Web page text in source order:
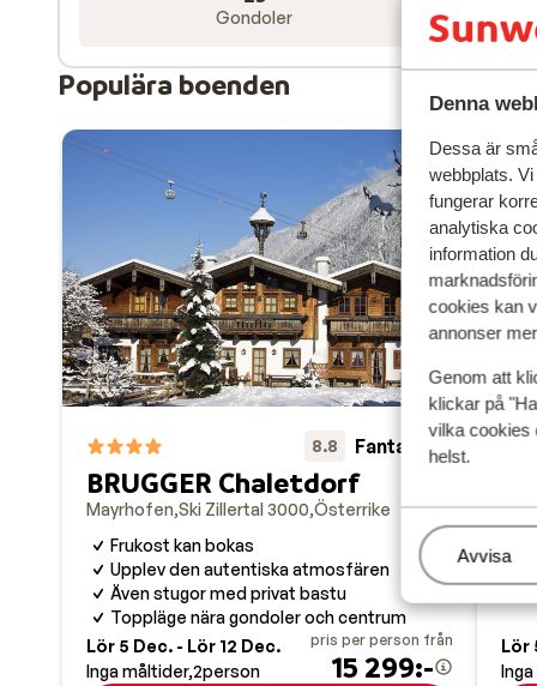
Denna
Dessa är
webbplats.
fungerar
analytiska
information
cookies kan
annonser
Genom att
klickar på
vilka cookies
helst.
Hantera
Avvisa
Gondoler
Populära boenden
8.8 Fantastisk
BRUGGER Chaletdorf
Mayrhofen Ski Zillertal 3000 Österrike
Frukost kan bokas
Upplev den autentiska atmosfären
Även stugor med privat bastu
Toppläge nära gondoler och centrum
Lör 5 Dec. - Lör 12 Dec.
Inga måltider 2person
pris per person från
15 299:-
Lör